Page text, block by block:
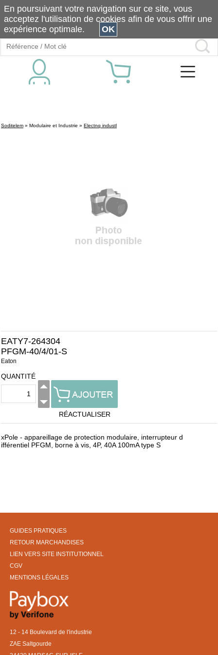
Soditelem » Modulaire et Industrie » Electnq industl
EATY7-264304
PFGM-40/4/01-S
Eaton
QUANTITÉ
RÉACTUALISER
xPole - appareillage de protection modulaire, interrupteur d
ifférentiel PFGM, borne à vis, 4P, 40A 100mA type S
GUIDES PRATIQUES
RETOUR MARCHANDISES
LIEN VERS SITE INSTITUTIONNEL
CGV
MENTIONS LÉGALES
12 - 14 Boulevard de l'industrie
ZAE Saltgourde
En poursuivant votre navigation sur ce site, vous
acceptez l'utilisation de cookies afin de vous offrir une
expérience optimale.
OK